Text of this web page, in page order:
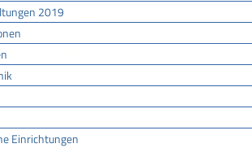
2019
Einrichtungen
und Jugendreferat Bötzingen